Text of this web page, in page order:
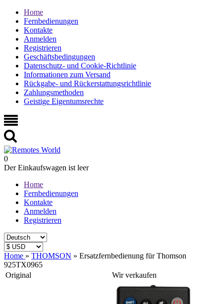
Home
Fernbedienungen
Kontakte
Anmelden
Registrieren
Geschäftsbedingungen
Datenschutz- und Cookie-Richtlinie
Informationen zum Versand
Rückgabe- und Rückerstattungsrichtlinie
Zahlungsmethoden
Geistige Eigentumsrechte
0
Der Einkaufswagen ist leer
Home
Fernbedienungen
Kontakte
Anmelden
Registrieren
Home » THOMSON » Ersatzfernbedienung für Thomson
925TX0965
Original
Wir verkaufen